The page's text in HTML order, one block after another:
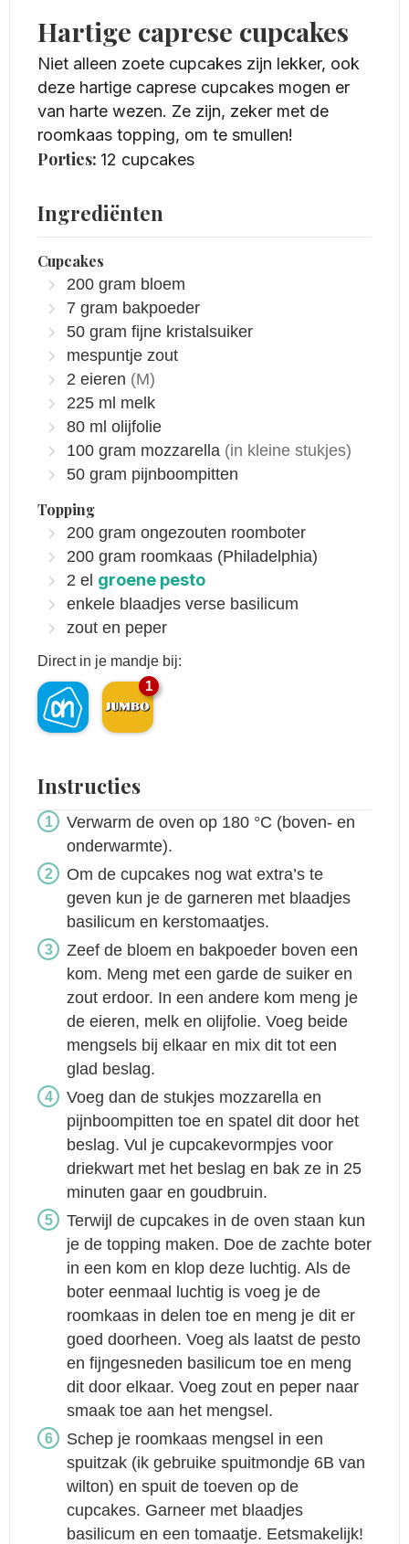
Hartige caprese cupcakes
Niet alleen zoete cupcakes zijn lekker, ook
deze hartige caprese cupcakes mogen er
van harte wezen. Ze zijn, zeker met de
roomkaas topping, om te smullen!
Porties: 12 cupcakes
Ingrediënten
Cupcakes
200 gram bloem
7 gram bakpoeder
50 gram fijne kristalsuiker
mespuntje zout
2 eieren (M)
225 ml melk
80 ml olijfolie
100 gram mozzarella (in kleine stukjes)
50 gram pijnboompitten
Topping
200 gram ongezouten roomboter
200 gram roomkaas (Philadelphia)
2 el groene pesto
enkele blaadjes verse basilicum
zout en peper
Direct in je mandje bij:
1
Instructies
Verwarm de oven op 180 °C (boven- en
onderwarmte).
Om de cupcakes nog wat extra’s te
geven kun je de garneren met blaadjes
basilicum en kerstomaatjes.
Zeef de bloem en bakpoeder boven een
kom. Meng met een garde de suiker en
zout erdoor. In een andere kom meng je
de eieren, melk en olijfolie. Voeg beide
mengsels bij elkaar en mix dit tot een
glad beslag.
Voeg dan de stukjes mozzarella en
pijnboompitten toe en spatel dit door het
beslag. Vul je cupcakevormpjes voor
driekwart met het beslag en bak ze in 25
minuten gaar en goudbruin.
Terwijl de cupcakes in de oven staan kun
je de topping maken. Doe de zachte boter
in een kom en klop deze luchtig. Als de
boter eenmaal luchtig is voeg je de
roomkaas in delen toe en meng je dit er
goed doorheen. Voeg als laatst de pesto
en fijngesneden basilicum toe en meng
dit door elkaar. Voeg zout en peper naar
smaak toe aan het mengsel.
Schep je roomkaas mengsel in een
spuitzak (ik gebruike spuitmondje 6B van
wilton) en spuit de toeven op de
cupcakes. Garneer met blaadjes
basilicum en een tomaatje. Eetsmakelijk!